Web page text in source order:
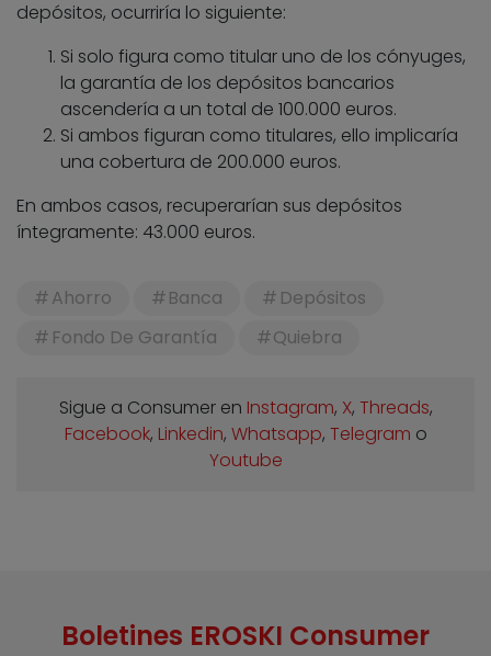
depósitos, ocurriría lo siguiente:
Si solo figura como titular uno de los cónyuges,
la garantía de los depósitos bancarios
ascendería a un total de 100.000 euros.
Si ambos figuran como titulares, ello implicaría
una cobertura de 200.000 euros.
En ambos casos, recuperarían sus depósitos
íntegramente: 43.000 euros.
Ahorro Banca
Depósitos
Fondo De Garantía
Quiebra
Sigue a Consumer en Instagram, X, Threads,
Facebook, Linkedin, Whatsapp, Telegram o
Youtube
Boletines EROSKI Consumer